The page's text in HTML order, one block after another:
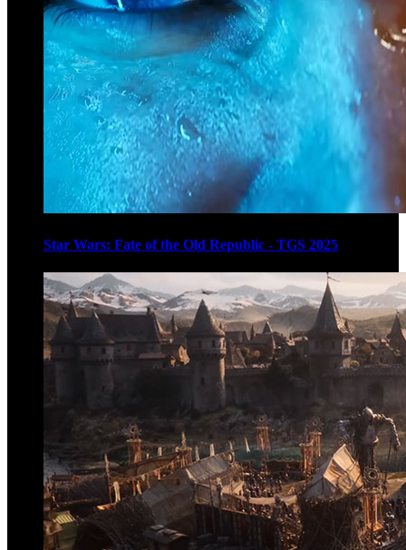
Star Wars: Fate of the Old Republic - TGS 2025